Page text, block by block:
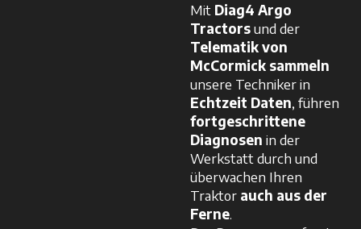
Mit Diag4 Argo
Tractorsund der
Telematik von
McCormick sammeln
unsere Techniker in
Echtzeit Daten, führen
fortgeschrittene
Diagnosen in der
Werkstatt durch und
überwachen Ihren
Traktor auch aus der
Ferne.